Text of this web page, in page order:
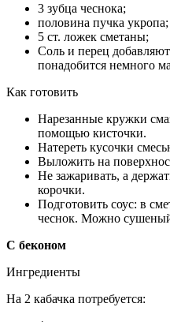
3 зубца чеснока;
половина пучка укропа;
5 ст. ложек сметаны;
Соль и перец
понадобится немного
Как готовить
Нарезанные кружки
помощью кисточки.
Натереть кусочки
Выложить на
Не зажаривать, а
корочки.
Подготовить соус: в
чеснок. Можно
С беконом
Ингредиенты
На 2 кабачка потребуется: